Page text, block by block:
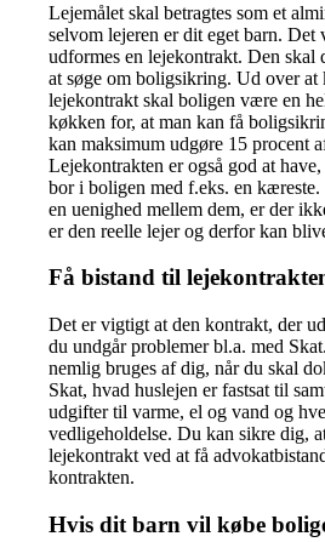
Lejemålet skal betragtes som et
selvom lejeren er dit eget barn. Det
udformes en lejekontrakt. Den skal
at søge om boligsikring. Ud over at
lejekontrakt skal boligen være en
køkken for, at man kan få
kan maksimum udgøre 15 procent
Lejekontrakten er også god at
bor i boligen med f.eks. en kæreste.
en uenighed mellem dem, er der
er den reelle lejer og derfor kan
Få bistand til
Det er vigtigt at den kontrakt, der
du undgår problemer bl.a. med
nemlig bruges af dig, når du skal
Skat, hvad huslejen er fastsat til
udgifter til varme, el og vand og
vedligeholdelse. Du kan sikre dig,
lejekontrakt ved at få
kontrakten.
Hvis dit barn vil købe